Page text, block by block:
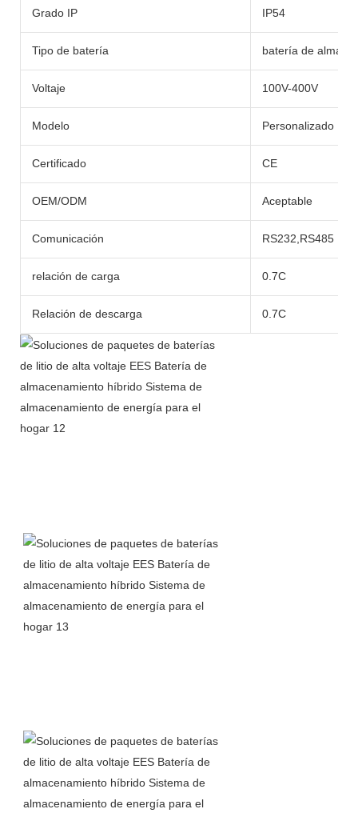
Grado IP IP54
Tipo de batería batería de
Voltaje 100V-400V
Modelo Personalizado
Certificado CE
OEM/ODM Aceptable
Comunicación RS232,RS485
relación de carga 0.7C
Relación de descarga 0.7C